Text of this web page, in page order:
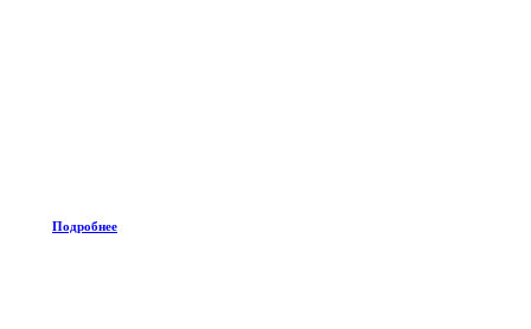
Подробнее